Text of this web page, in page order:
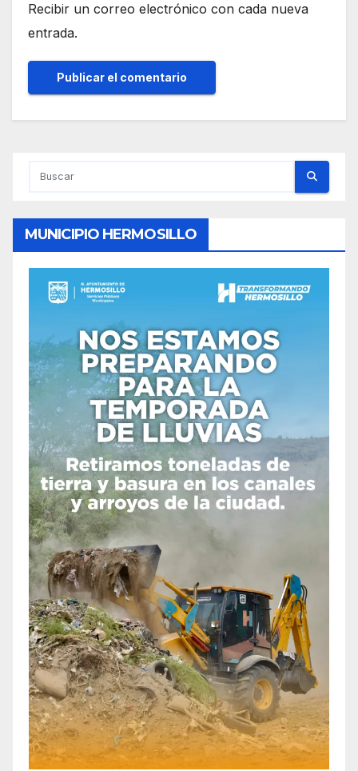
Recibir un correo electrónico con cada nueva
entrada.
MUNICIPIO HERMOSILLO